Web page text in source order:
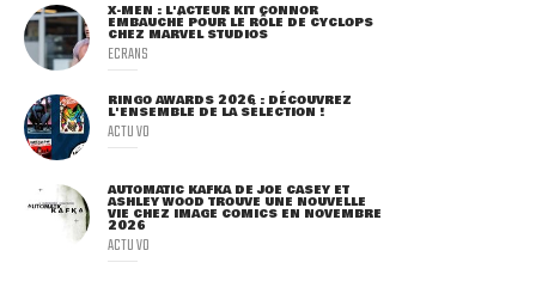
X-MEN : L'ACTEUR KIT CONNOR
EMBAUCHÉ POUR LE RÔLE DE CYCLOPS
CHEZ MARVEL STUDIOS
ECRANS
RINGO AWARDS 2026 : DÉCOUVREZ
L'ENSEMBLE DE LA SÉLECTION !
ACTU VO
AUTOMATIC KAFKA DE JOE CASEY ET
ASHLEY WOOD TROUVE UNE NOUVELLE
VIE CHEZ IMAGE COMICS EN NOVEMBRE
2026
ACTU VO